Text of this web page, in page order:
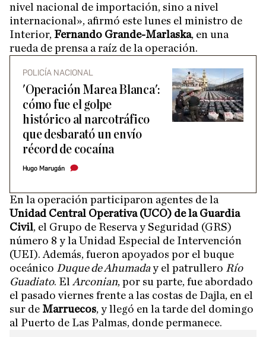
nivel nacional de importación, sino a nivel
internacional», afirmó este lunes el ministro de
Interior, Fernando Grande-Marlaska, en una
rueda de prensa a raíz de la operación.
POLICÍA NACIONAL
'Operación Marea Blanca':
cómo fue el golpe
histórico al narcotráfico
que desbarató un envío
récord de cocaína
Hugo Marugán
En la operación participaron agentes de la
Unidad Central Operativa (UCO) de la Guardia
Civil, el Grupo de Reserva y Seguridad (GRS)
número 8 y la Unidad Especial de Intervención
(UEI). Además, fueron apoyados por el buque
oceánico Duque de Ahumaday el patrullero Río
Guadiato. ElArconian, por su parte, fue abordado
el pasado viernes frente a las costas de Dajla, en el
sur de Marruecos, y llegó en la tarde del domingo
al Puerto de Las Palmas, donde permanece.